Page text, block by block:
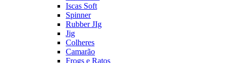
Iscas Soft
Spinner
Rubber JIg
Jig
Colheres
Camarão
Frogs e Ratos